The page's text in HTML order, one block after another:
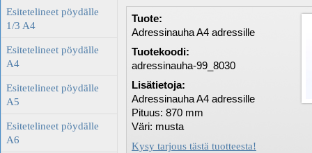
Esitetelineet pöydälle
1/3 A4
Esitetelineet pöydälle
A4
Esitetelineet pöydälle
A5
Esitetelineet pöydälle
A6
Tuote:
Adressinauha A4 adressille
Tuotekoodi:
adressinauha-99_8030
Lisätietoja:
Adressinauha A4 adressille
Pituus: 870 mm
Väri: musta
Kysy tarjous tästä tuotteesta!